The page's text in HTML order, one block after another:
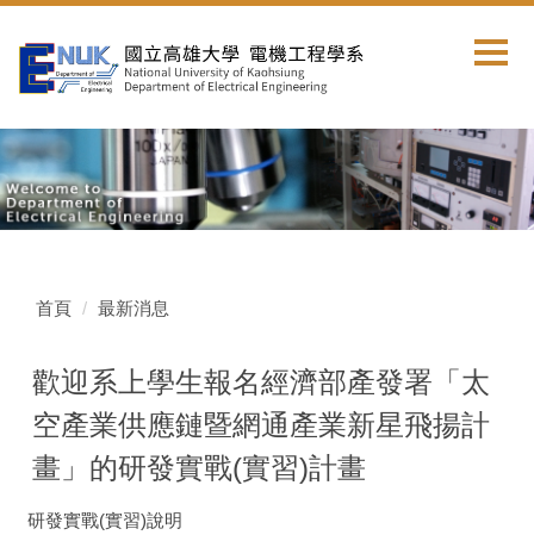
到
內
容
區
首頁 最新消息
歡迎系上學生報名經濟部產發署「太
空產業供應鏈暨網通產業新星飛揚計
畫」的研發實戰(實習)計畫
研發實戰(實習)說明